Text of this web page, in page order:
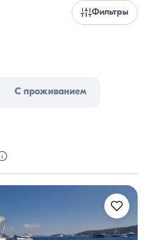
Фильтры
С проживанием